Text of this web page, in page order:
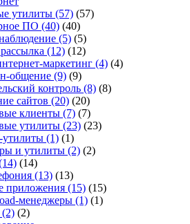
утилиты (57) (57)
ПО (40) (40)
(5) (5)
(12) (12)
маркетинг (4) (4)
общение (9) (9)
контроль (8) (8)
сайтов (20) (20)
клиенты (7) (7)
утилиты (23) (23)
(1) (1)
и утилиты (2) (2)
(14)
(13) (13)
приложения (15) (15)
менеджеры (1) (1)
(2) (2)